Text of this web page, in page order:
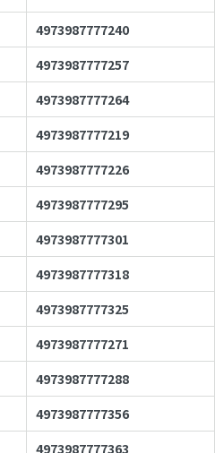
4973987777240
4973987777257
4973987777264
4973987777219
4973987777226
4973987777295
4973987777301
4973987777318
4973987777325
4973987777271
4973987777288
4973987777356
4973987777363